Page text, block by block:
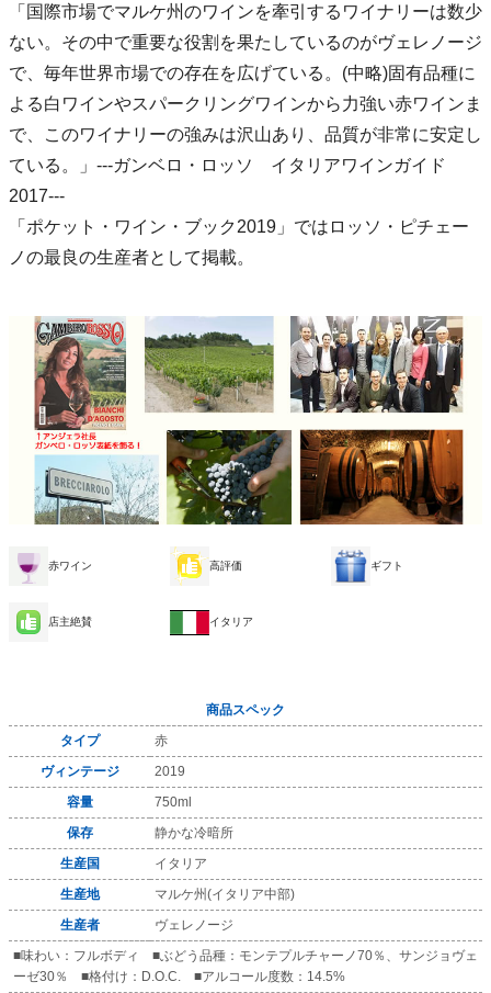
「国際市場でマルケ州のワインを牽引するワイナリーは数少
ない。その中で重要な役割を果たしているのがヴェレノージ
で、毎年世界市場での存在を広げている。(中略)固有品種に
よる白ワインやスパークリングワインから力強い赤ワインま
で、このワイナリーの強みは沢山あり、品質が非常に安定し
ている。」---ガンベロ・ロッソ イタリアワインガイド
2017---
「ポケット・ワイン・ブック2019」ではロッソ・ピチェー
ノの最良の生産者として掲載。
赤ワイン 高評価 ギフト
店主絶賛 イタリア
商品スペック
タイプ
赤
ヴィンテージ
2019
容量
750ml
保存
静かな冷暗所
生産国
イタリア
生産地
マルケ州(イタリア中部)
生産者
ヴェレノージ
■味わい：フルボディ ■ぶどう品種：モンテプルチャーノ70％、サンジョヴェ
ーゼ30％ ■格付け：D.O.C. ■アルコール度数：14.5%